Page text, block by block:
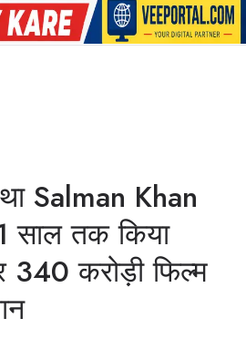
Salman Khan
साल तक किया
340 करोड़ी फिल्म